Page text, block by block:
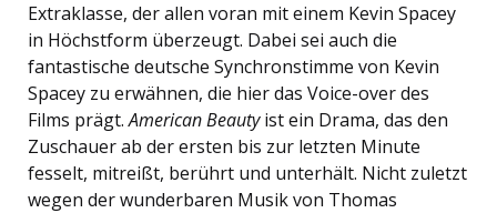
Extraklasse, der allen voran mit einem Kevin Spacey
in Höchstform überzeugt. Dabei sei auch die
fantastische deutsche Synchronstimme von Kevin
Spacey zu erwähnen, die hier das Voice-over des
Films prägt.American Beautyist ein Drama, das den
Zuschauer ab der ersten bis zur letzten Minute
fesselt, mitreißt, berührt und unterhält. Nicht zuletzt
wegen der wunderbaren Musik von Thomas